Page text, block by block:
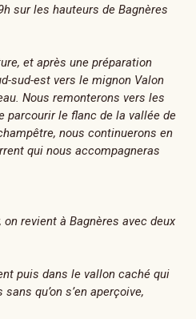
sur les hauteurs de Bagnères
et après une préparation
sud-est vers le mignon Valon
Nous remonterons vers les
parcourir le flanc de la vallée de
nous continuerons en
qui nous accompagneras
revient à Bagnères avec deux
puis dans le vallon caché qui
qu’on s’en aperçoive,